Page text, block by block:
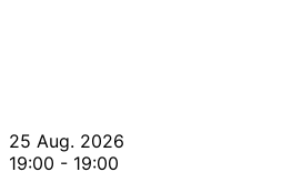
25 Aug. 2026
19:00 - 19:00